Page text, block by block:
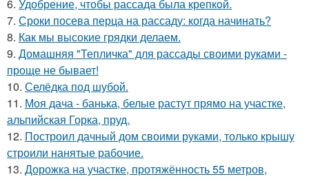
6. Удобрение, чтобы рассада была крепкoй.
7. Сроки посева перца на рассаду: когда начинать?
8. Как мы высокие грядки делаем.
9. Домашняя "Тепличка" для рассады своими руками -
проще не бывает!
10. Селёдка под шубой.
11. Моя дача - банька, белые растут прямо на участке,
альпийская Горка, пруд.
12. Построил дачный дом своими руками, только крышу
строили нанятые рабочие.
13. Дорожка на участке, протяжённость 55 метров,